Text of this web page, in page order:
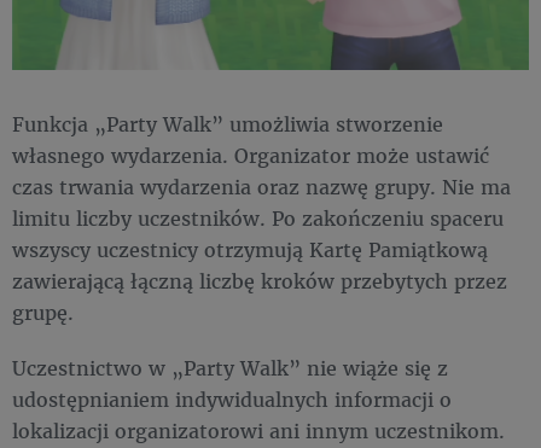
Funkcja „Party Walk” umożliwia stworzenie
własnego wydarzenia. Organizator może ustawić
czas trwania wydarzenia oraz nazwę grupy. Nie ma
limitu liczby uczestników. Po zakończeniu spaceru
wszyscy uczestnicy otrzymują Kartę Pamiątkową
zawierającą łączną liczbę kroków przebytych przez
grupę.
Uczestnictwo w „Party Walk” nie wiąże się z
udostępnianiem indywidualnych informacji o
lokalizacji organizatorowi ani innym uczestnikom.